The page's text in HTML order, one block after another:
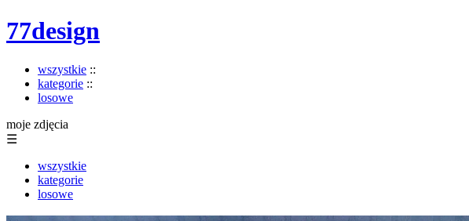
77design
wszystkie ::
kategorie ::
losowe
moje zdjęcia
☰
wszystkie
kategorie
losowe